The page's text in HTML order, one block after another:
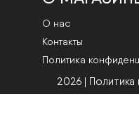
О нас
Контакты
Политика
2026 |